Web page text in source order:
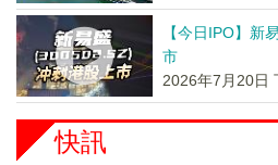
【今日IPO】新
市
2026年7月20日
快訊